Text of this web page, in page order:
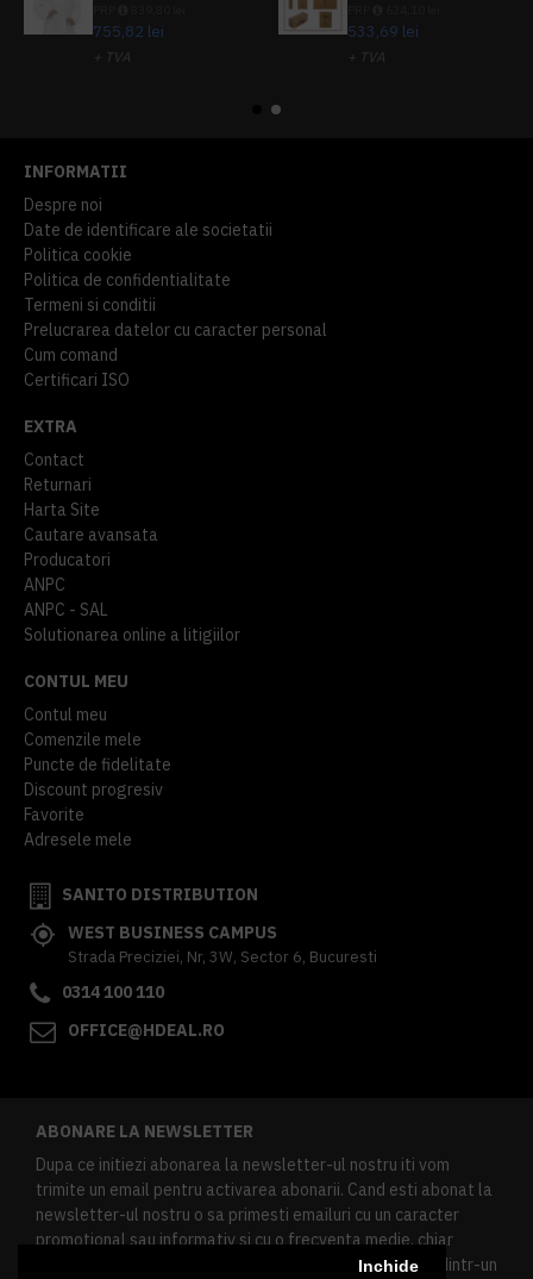
Inchide
755,82 lei
+ TVA
533,69 lei
+ TVA
INFORMATII
Despre noi
Date de identificare ale societatii
Politica cookie
Politica de confidentialitate
Termeni si conditii
Prelucrarea datelor cu caracter personal
Cum comand
Certificari ISO
EXTRA
Contact
Returnari
Harta Site
Cautare avansata
Producatori
ANPC
ANPC - SAL
Solutionarea online a litigiilor
CONTUL MEU
Contul meu
Comenzile mele
Puncte de fidelitate
Discount progresiv
Favorite
Adresele mele
SANITO DISTRIBUTION
WEST BUSINESS CAMPUS
Strada Preciziei, Nr, 3W, Sector 6, Bucuresti
0314 100 110
OFFICE@HDEAL.RO
ABONARE LA NEWSLETTER
Dupa ce initiezi abonarea la newsletter-ul nostru iti vom
trimite un email pentru activarea abonarii. Cand esti abonat la
newsletter-ul nostru o sa primesti emailuri cu un caracter
promotional sau informativ si cu o frecventa medie, chiar
redusa. Daca doresti sa te dezabonezi poti urma linkul dintr-un